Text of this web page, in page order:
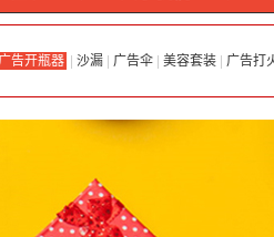
广告开瓶器 沙漏 广告伞 美容套装 广告打